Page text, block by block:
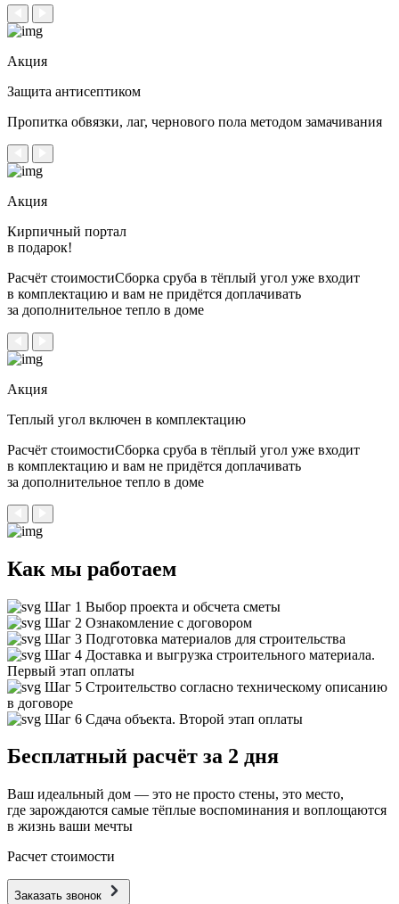
Акция
Защита антисептиком
Пропитка обвязки, лаг, чернового пола методом замачивания
Акция
Кирпичный портал
в подарок!
Расчёт стоимостиСборка сруба в тёплый угол уже входит
в комплектацию и вам не придётся доплачивать
за дополнительное тепло в доме
Акция
Теплый угол включен в комплектацию
Расчёт стоимостиСборка сруба в тёплый угол уже входит
в комплектацию и вам не придётся доплачивать
за дополнительное тепло в доме
Как мы работаем
Шаг 1 Выбор проекта и обсчета сметы
Шаг 2 Ознакомление с договором
Шаг 3 Подготовка материалов для строительства
Шаг 4 Доставка и выгрузка строительного материала.
Первый этап оплаты
Шаг 5 Строительство согласно техническому описанию
в договоре
Шаг 6 Сдача объекта. Второй этап оплаты
Бесплатный расчёт за 2 дня
Ваш идеальный дом — это не просто стены, это место,
где зарождаются самые тёплые воспоминания и воплощаются
в жизнь ваши мечты
Расчет стоимости
Заказать звонок